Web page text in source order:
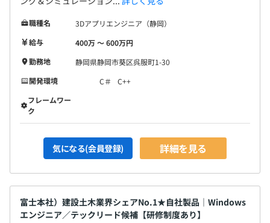
職種名
3Dアプリエンジニア（静岡）
給与
400万 〜 600万円
勤務地
静岡県静岡市葵区呉服町1-30
開発環境
C＃
C++
フレームワー
ク
気になる(会員登録) 詳細を見る
富士本社）建設土木業界シェアNo.1★自社製品｜Windows
エンジニア／テックリード候補【研修制度あり】